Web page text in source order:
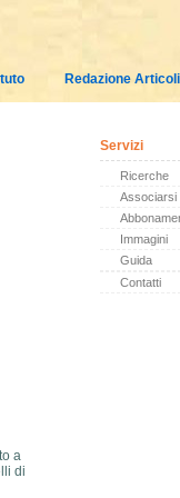
Redazione Articoli
a
di
Servizi
Ricerche
Associarsi
Immagini
Guida
Contatti